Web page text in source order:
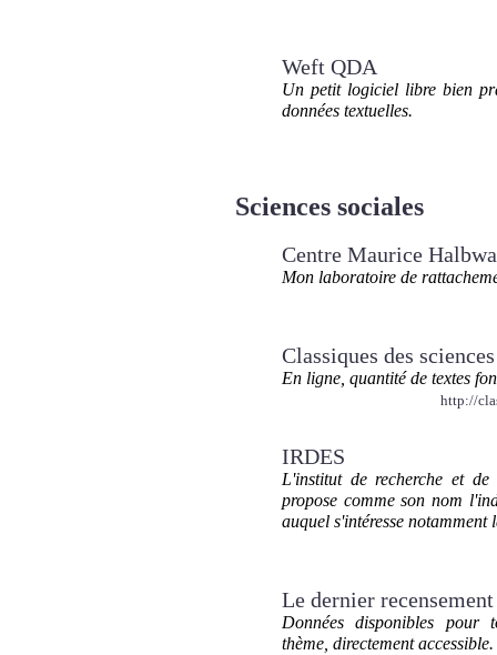
Weft QDA
Un petit logiciel libre bien
données textuelles.
Sciences sociales
Centre Maurice
Mon laboratoire de
Classiques des
En ligne, quantité de textes
http://
IRDES
L'institut de recherche et
propose comme son nom
auquel s'intéresse notamment
Le dernier
Données disponibles pour
thème, directement